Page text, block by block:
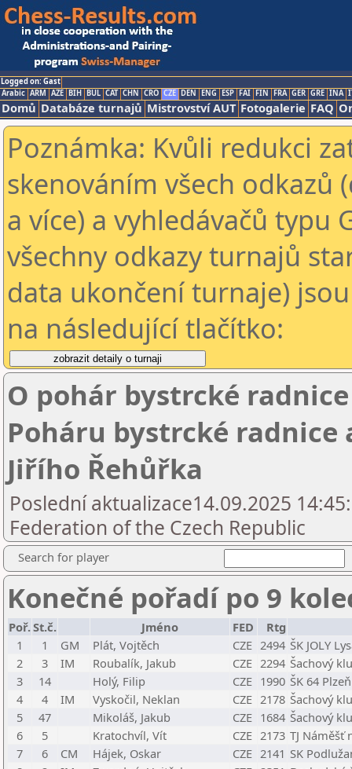
Logged on: Gast
Arabic ARM AZE BIH BUL CAT CHN CRO CZE DEN ENG ESP FAI FIN FRA GER GRE INA
Domů Databáze turnajů Mistrovství AUT Fotogalerie FAQ
Poznámka: Kvůli redukci
skenováním všech odkazů
a více) a vyhledávačů typu
všechny odkazy turnajů
data ukončení turnaje)
na následující tlačítko:
O pohár bystrcké
Poháru bystrcké
Jiřího Řehůřka
Poslední aktualizace14.09.2025
Federation of the Czech Republic
Search for player
Konečné pořadí po 9
Poř.St.č. Jméno FED
Rtg
1
1 GM Plát, Vojtěch CZE 2494 ŠK JOLY
2
3 IM Roubalík, Jakub CZE 2294 Šachový
3
14 Holý, Filip CZE 1990 ŠK 64 Plzeň
4
4 IM Vyskočil, Neklan CZE 2178 Šachový
5
47 Mikoláš, Jakub CZE 1684 Šachový
6
5 Kratochvíl, Vít CZE 2173 TJ Náměšť
7
6 CM Hájek, Oskar CZE 2141 SK